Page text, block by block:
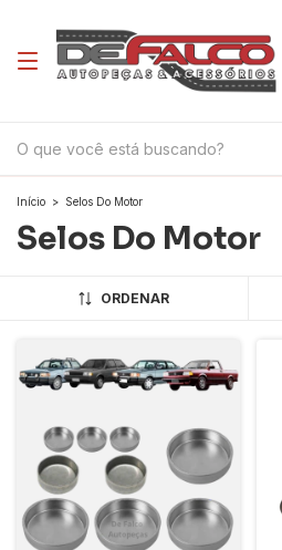
Início > Selos Do Motor
Selos Do Motor
ORDENAR